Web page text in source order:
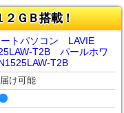
２ＧＢ搭載！
トパソコン LAVIE
T2B パールホワ
T2B
け可能